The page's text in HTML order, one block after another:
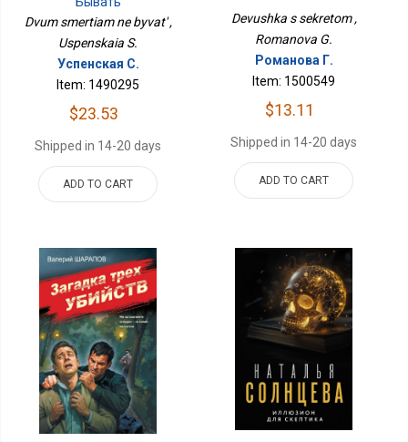
Dvum smertiam ne byvat' ,
Uspenskaia S.
Успенская С.
Item: 1490295
$23.53
Shipped in 14-20 days
ADD TO CART
Devushka s sekretom ,
Romanova G.
Романова Г.
Item: 1500549
$13.11
Shipped in 14-20 days
ADD TO CART